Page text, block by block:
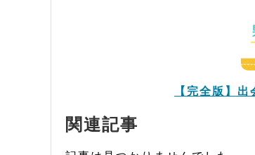
【完全版】
関連記事